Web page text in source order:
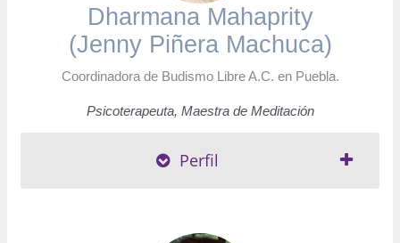
Dharmana Mahaprity
(Jenny Piñera Machuca)
Coordinadora de Budismo Libre A.C. en Puebla.
Psicoterapeuta, Maestra de Meditación
Perfil